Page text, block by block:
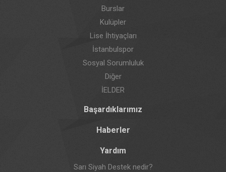
Burslar
Kulüpler
Lise İhtiyaçları
İstanbulspor
Sosyal Sorumluluk
Diğer
İELDER
Başardıklarımız
Haberler
Yardım
Sarı Siyah Destek nedir?